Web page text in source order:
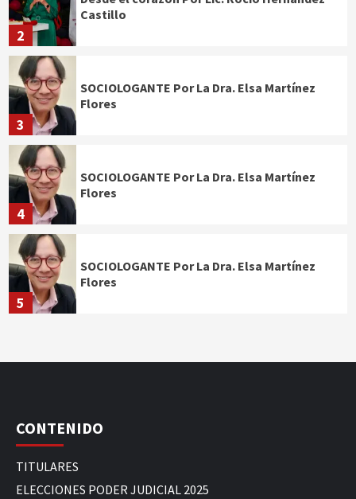
2
Castillo
3
SOCIOLOGANTE Por La Dra. Elsa Martínez
Flores
4
SOCIOLOGANTE Por La Dra. Elsa Martínez
Flores
5
SOCIOLOGANTE Por La Dra. Elsa Martínez
Flores
CONTENIDO
TITULARES
ELECCIONES PODER JUDICIAL 2025